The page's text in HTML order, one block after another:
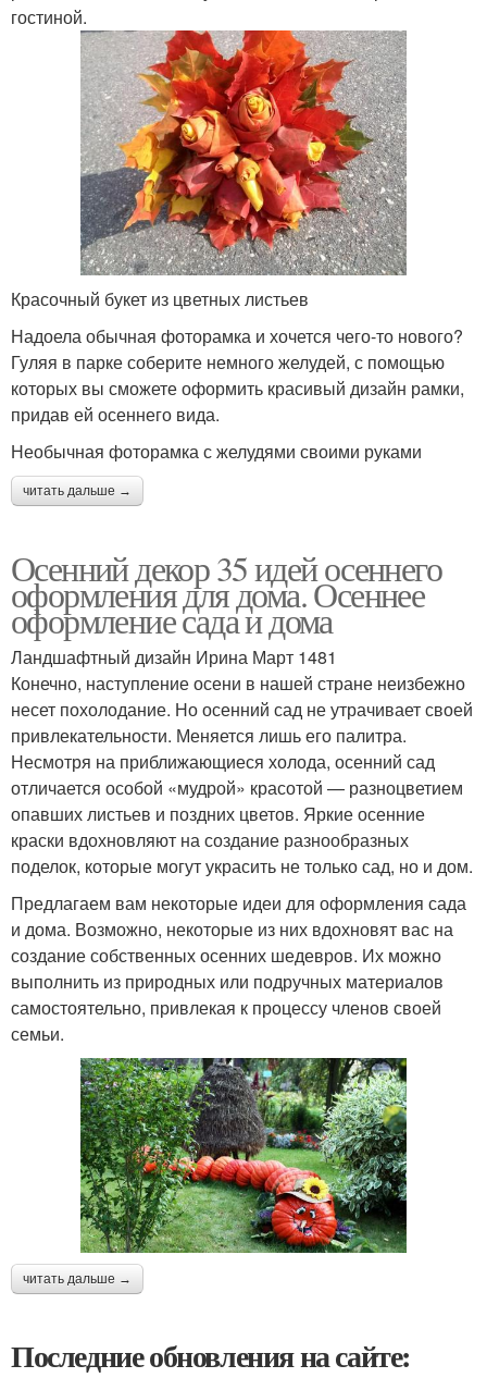
гостиной.
Красочный букет из цветных листьев
Надоела обычная фоторамка и хочется чего-то нового?
Гуляя в парке соберите немного желудей, с помощью
которых вы сможете оформить красивый дизайн рамки,
придав ей осеннего вида.
Необычная фоторамка с желудями своими руками
читать дальше →
Осенний декор 35 идей осеннего
оформления для дома. Осеннее
оформление сада и дома
Ландшафтный дизайн Ирина Март 1481
Конечно, наступление осени в нашей стране неизбежно
несет похолодание. Но осенний сад не утрачивает своей
привлекательности. Меняется лишь его палитра.
Несмотря на приближающиеся холода, осенний сад
отличается особой «мудрой» красотой — разноцветием
опавших листьев и поздних цветов. Яркие осенние
краски вдохновляют на создание разнообразных
поделок, которые могут украсить не только сад, но и дом.
Предлагаем вам некоторые идеи для оформления сада
и дома. Возможно, некоторые из них вдохновят вас на
создание собственных осенних шедевров. Их можно
выполнить из природных или подручных материалов
самостоятельно, привлекая к процессу членов своей
семьи.
читать дальше →
Последние обновления на сайте: